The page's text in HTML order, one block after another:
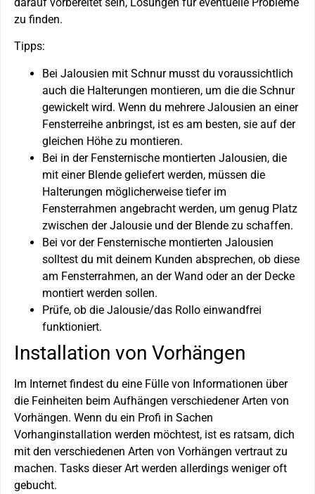
zu finden.
Tipps:
Bei Jalousien mit Schnur musst du voraussichtlich
auch die Halterungen montieren, um die die Schnur
gewickelt wird. Wenn du mehrere Jalousien an einer
Fensterreihe anbringst, ist es am besten, sie auf der
gleichen Höhe zu montieren.
Bei in der Fensternische montierten Jalousien, die
mit einer Blende geliefert werden, müssen die
Halterungen möglicherweise tiefer im
Fensterrahmen angebracht werden, um genug Platz
zwischen der Jalousie und der Blende zu schaffen.
Bei vor der Fensternische montierten Jalousien
solltest du mit deinem Kunden absprechen, ob diese
am Fensterrahmen, an der Wand oder an der Decke
montiert werden sollen.
Prüfe, ob die Jalousie/das Rollo einwandfrei
funktioniert.
Installation von Vorhängen
Im Internet findest du eine Fülle von Informationen über
die Feinheiten beim Aufhängen verschiedener Arten von
Vorhängen. Wenn du ein Profi in Sachen
Vorhanginstallation werden möchtest, ist es ratsam, dich
mit den verschiedenen Arten von Vorhängen vertraut zu
machen. Tasks dieser Art werden allerdings weniger oft
gebucht.